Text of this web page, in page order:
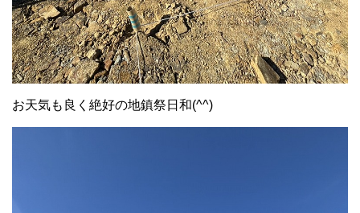
お天気も良く絶好の地鎮祭日和(^^)